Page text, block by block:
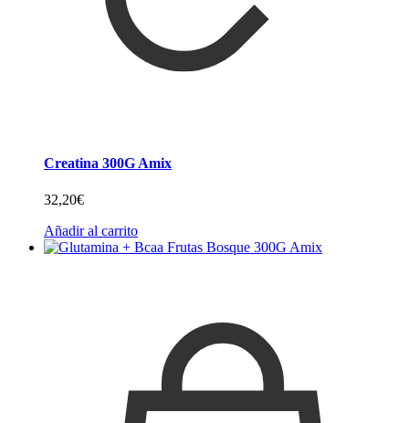
Creatina 300G Amix
32,20€
Añadir al carrito